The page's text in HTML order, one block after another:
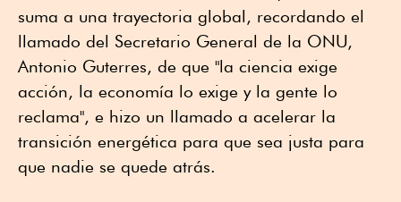
suma a una trayectoria global, recordando el
llamado del Secretario General de la ONU,
Antonio Guterres, de que "la ciencia exige
acción, la economía lo exige y la gente lo
reclama", e hizo un llamado a acelerar la
transición energética para que sea justa para
que nadie se quede atrás.